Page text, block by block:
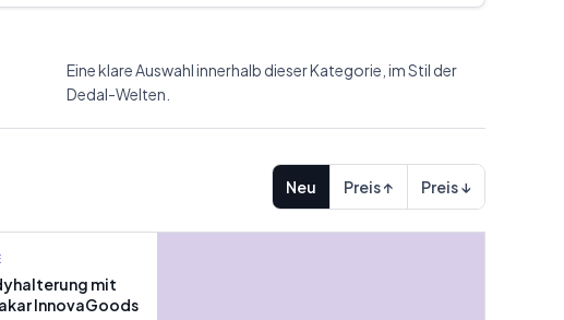
Eine klare Auswahl innerhalb dieser Kategorie, im Stil der
Dedal-Welten.
Neu Preis ↑ Preis ↓
mit
InnovaGoods